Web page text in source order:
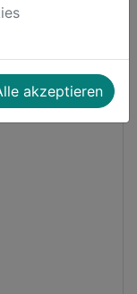
akzeptieren